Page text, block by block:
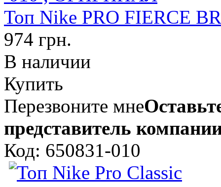
Топ Nike PRO FIERCE
974 грн.
В наличии
Купить
Перезвоните мне
представитель
Код: 650831-010